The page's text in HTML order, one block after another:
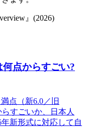
』(2026)
何点からすごい?
点（新6.0／旧
すごいか、日本人
新形式に対応して自